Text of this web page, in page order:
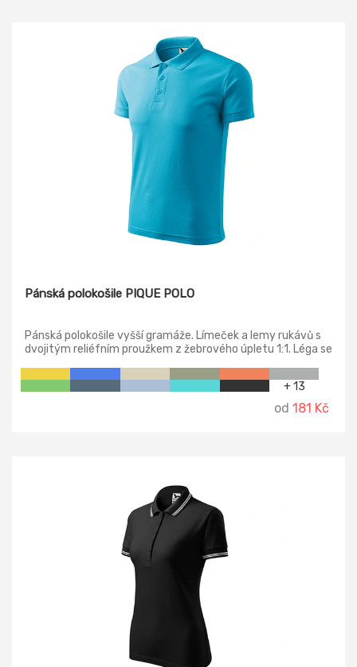
Pánská polokošile PIQUE POLO
Pánská polokošile vyšší gramáže. Límeček a lemy rukávů s
dvojitým reliéfním proužkem z žebrového úpletu 1:1. Léga se
ramenních švů páskou.
+ 13
od 181 Kč